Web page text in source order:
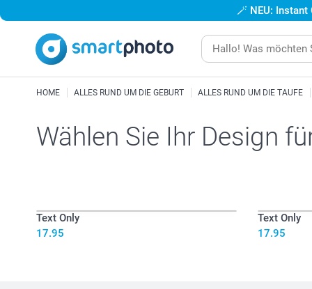
🪄 NEU:
HOME ALLES RUND UM DIE GEBURT ALLES RUND UM DIE TAUFE
Wählen Sie Ihr Design
Text Only
17.95
Text Only
17.95